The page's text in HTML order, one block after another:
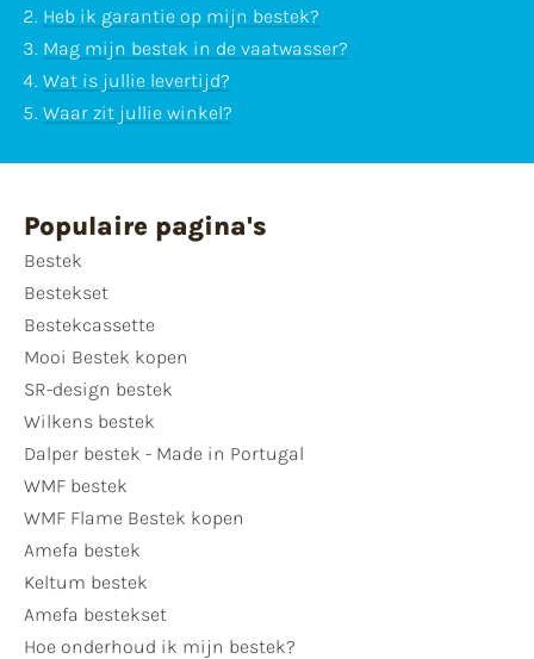
Heb ik garantie op mijn bestek?
Mag mijn bestek in de vaatwasser?
Wat is jullie levertijd?
Waar zit jullie winkel?
Populaire pagina's
Bestek
Bestekset
Bestekcassette
Mooi Bestek kopen
SR-design bestek
Wilkens bestek
Dalper bestek - Made in Portugal
WMF bestek
WMF Flame Bestek kopen
Amefa bestek
Keltum bestek
Amefa bestekset
Hoe onderhoud ik mijn bestek?